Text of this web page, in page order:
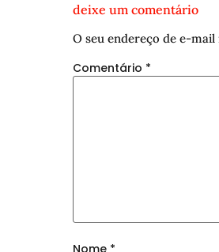
deixe um comentário
O seu endereço de e-
Comentário *
Nome *